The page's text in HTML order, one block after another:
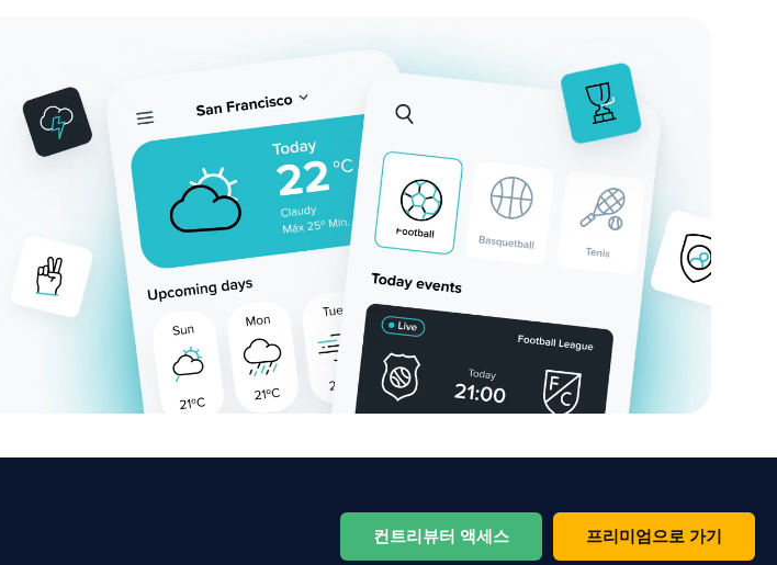
컨트리뷰터 액세스 프리미엄으로 가기